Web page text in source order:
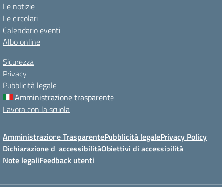
Le notizie
Le circolari
Calendario eventi
Albo online
Sicurezza
Privacy
Pubblicità legale
Amministrazione trasparente
Lavora con la scuola
Amministrazione TrasparentePubblicità legalePrivacy Policy
Dichiarazione di accessibilitàObiettivi di accessibilità
Note legaliFeedback utenti